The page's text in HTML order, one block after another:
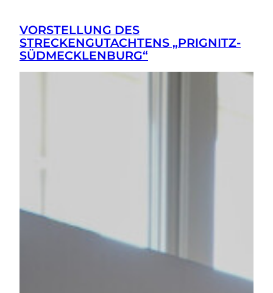
VORSTELLUNG DES
STRECKENGUTACHTENS „PRIGNITZ-
SÜDMECKLENBURG“